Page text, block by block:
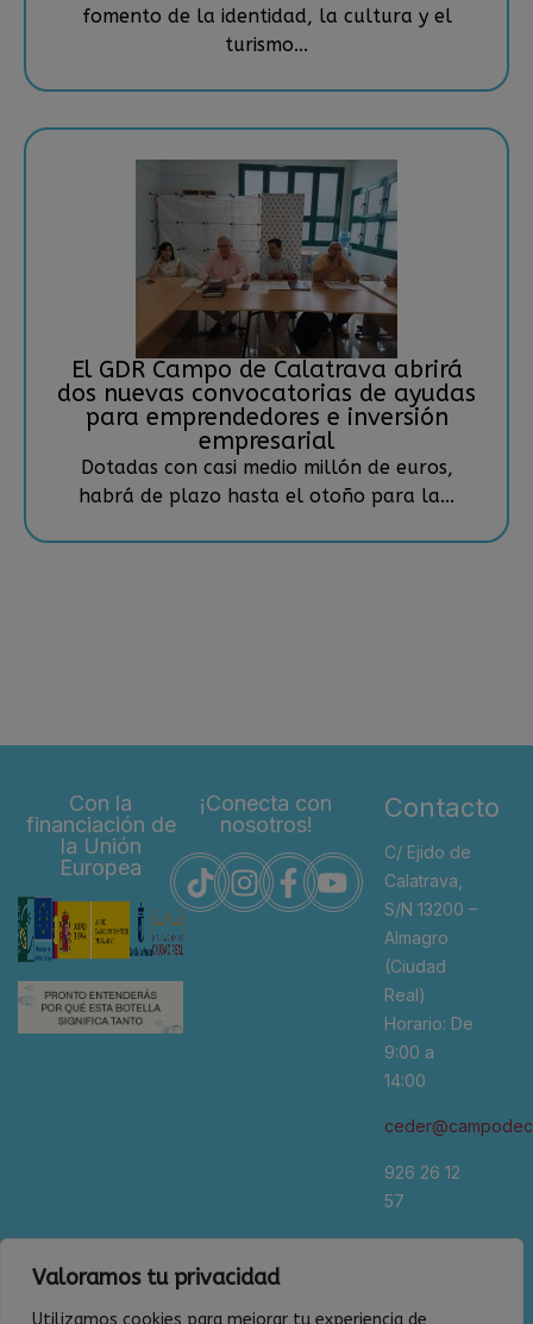
Valoramos tu privacidad
Utilizamos cookies para mejorar tu experiencia de
fomento de la identidad, la cultura y el
turismo...
El GDR Campo de Calatrava abrirá
dos nuevas convocatorias de ayudas
para emprendedores e inversión
empresarial
Dotadas con casi medio millón de euros,
habrá de plazo hasta el otoño para la...
Con la
financiación de
la Unión
Europea
¡Conecta con
nosotros!
Contacto
C/ Ejido de
Calatrava,
S/N 13200 –
Almagro
(Ciudad
Real)
Horario: De
9:00 a
14:00
926 26 12
57